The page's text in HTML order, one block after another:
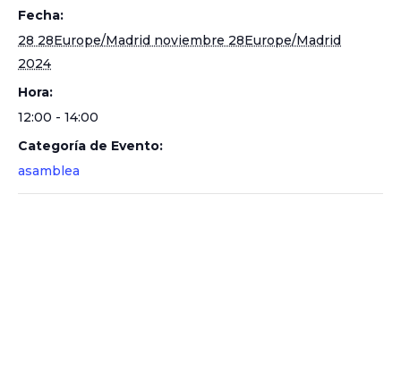
Fecha:
28 28Europe/Madrid noviembre 28Europe/Madrid
2024
Hora:
12:00 - 14:00
Categoría de Evento:
asamblea